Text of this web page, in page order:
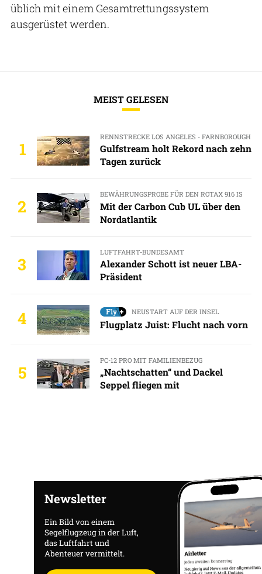
üblich mit einem Gesamtrettungssystem
ausgerüstet werden.
MEIST GELESEN
1
RENNSTRECKE LOS ANGELES - FARNBOROUGH
Gulfstream holt Rekord nach zehn
Tagen zurück
2
BEWÄHRUNGSPROBE FÜR DEN ROTAX 916 IS
Mit der Carbon Cub UL über den
Nordatlantik
3
LUFTFAHRT-BUNDESAMT
Alexander Schott ist neuer LBA-
Präsident
4 NEUSTART AUF DER INSEL
Flugplatz Juist: Flucht nach vorn
5
PC-12 PRO MIT FAMILIENBEZUG
„Nachtschatten“ und Dackel
Seppel fliegen mit
Newsletter
Ein Bild von einem
Segelflugzeug in der Luft,
das Luftfahrt und
Abenteuer vermittelt.